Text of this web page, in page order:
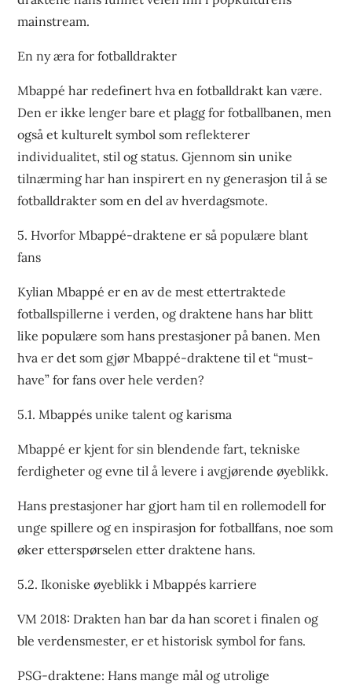
mainstream.
En ny æra for fotballdrakter
Mbappé har redefinert hva en fotballdrakt kan være.
Den er ikke lenger bare et plagg for fotballbanen, men
også et kulturelt symbol som reflekterer
individualitet, stil og status. Gjennom sin unike
tilnærming har han inspirert en ny generasjon til å se
fotballdrakter som en del av hverdagsmote.
5. Hvorfor Mbappé-draktene er så populære blant
fans
Kylian Mbappé er en av de mest ettertraktede
fotballspillerne i verden, og draktene hans har blitt
like populære som hans prestasjoner på banen. Men
hva er det som gjør Mbappé-draktene til et “must-
have” for fans over hele verden?
5.1. Mbappés unike talent og karisma
Mbappé er kjent for sin blendende fart, tekniske
ferdigheter og evne til å levere i avgjørende øyeblikk.
Hans prestasjoner har gjort ham til en rollemodell for
unge spillere og en inspirasjon for fotballfans, noe som
øker etterspørselen etter draktene hans.
5.2. Ikoniske øyeblikk i Mbappés karriere
VM 2018: Drakten han bar da han scoret i finalen og
ble verdensmester, er et historisk symbol for fans.
PSG-draktene: Hans mange mål og utrolige